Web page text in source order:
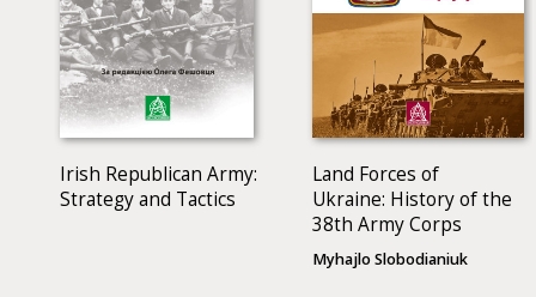
Irish Republican Army:
Strategy and Tactics
Land Forces of
Ukraine: History of the
38th Army Corps
Myhajlo Slobodianiuk